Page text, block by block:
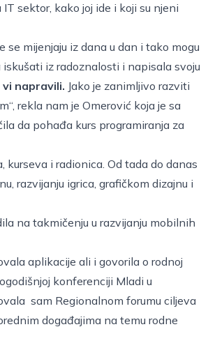
sektor, kako joj ide i koji su njeni
mijenjaju iz dana u dan i tako mogu
iz radoznalosti i napisala svoju
napravili. Jako je zanimljivo razviti
rekla nam je Omerović koja je sa
da pohađa kurs programiranja za
i radionica. Od tada do danas
razvijanju igrica, grafičkom dizajnu i
na takmičenju u razvijanju mobilnih
aplikacije ali i govorila o rodnoj
konferenciji Mladi u
sam Regionalnom forumu ciljeva
događajima na temu rodne